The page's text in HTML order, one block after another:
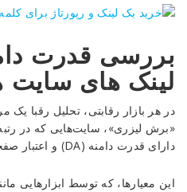
بررسی قدرت
لینک های سایت
در هر بازار رقابتی، تحلیل رقبا یک
«برش لیزری»، سایت‌هایی که در
دارای قدرت دامنه (DA) و اعتبار صفحه (PA) بالایی هستند.